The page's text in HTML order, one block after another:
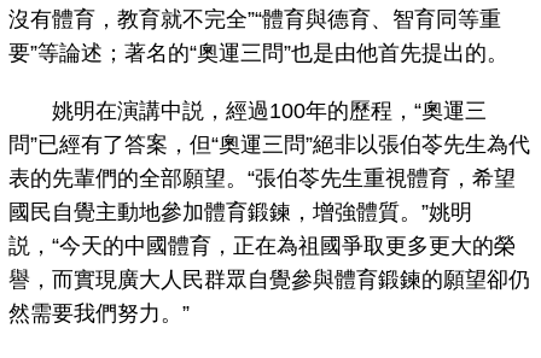
沒有體育，教育就不完全”“體育與德育、智育同等重
要”等論述；著名的“奧運三問”也是由他首先提出的。
姚明在演講中説，經過100年的歷程，“奧運三
問”已經有了答案，但“奧運三問”絕非以張伯苓先生為代
表的先輩們的全部願望。“張伯苓先生重視體育，希望
國民自覺主動地參加體育鍛鍊，增強體質。”姚明
説，“今天的中國體育，正在為祖國爭取更多更大的榮
譽，而實現廣大人民群眾自覺參與體育鍛鍊的願望卻仍
然需要我們努力。”